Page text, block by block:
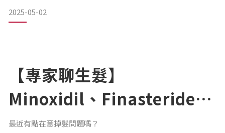
純、劑量精準，是許多重視純度與便利性的消費者首選。無需
添加多餘成分，對胃口敏感者較友善。乳鐵蛋白錠劑：通常會
2025-05-02
【專家聊生髮】
Minoxidil、Finasteride還
是乳鐵蛋白？落髮族一定要
最近有點在意掉髮問題嗎？